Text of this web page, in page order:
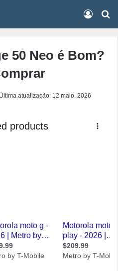
50 Neo é Bom?
Última atualização: 12 maio, 2026